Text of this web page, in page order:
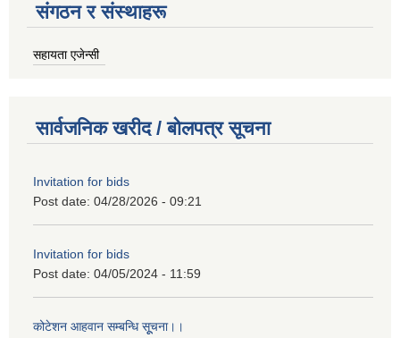
संगठन र संस्थाहरू
सहायता एजेन्सी
सार्वजनिक खरीद / बोलपत्र सूचना
Invitation for bids
Post date: 04/28/2026 - 09:21
Invitation for bids
Post date: 04/05/2024 - 11:59
कोटेशन आहवान सम्बन्धि सूूचना।।